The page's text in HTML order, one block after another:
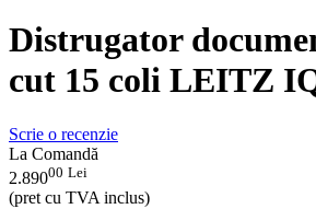
Distrugator
cut 15 coli LEITZ
Scrie o recenzie
La Comandă
2.89000 Lei
(pret cu TVA inclus)